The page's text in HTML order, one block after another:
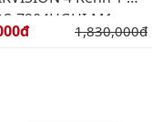
7204HGHI-M1
Giá gốc:
1,830,000đ